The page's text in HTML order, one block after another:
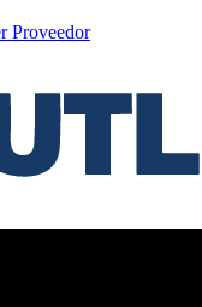
Proveedor